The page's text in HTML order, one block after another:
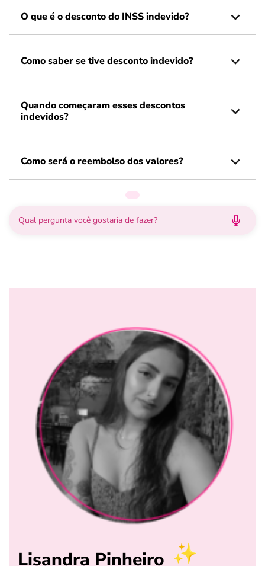
O que é o desconto do INSS indevido?
Como saber se tive desconto indevido?
Quando começaram esses descontos
indevidos?
Como será o reembolso dos valores?
Lisandra Pinheiro